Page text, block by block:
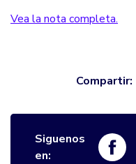
Vea la nota completa.
Siguenos
en: